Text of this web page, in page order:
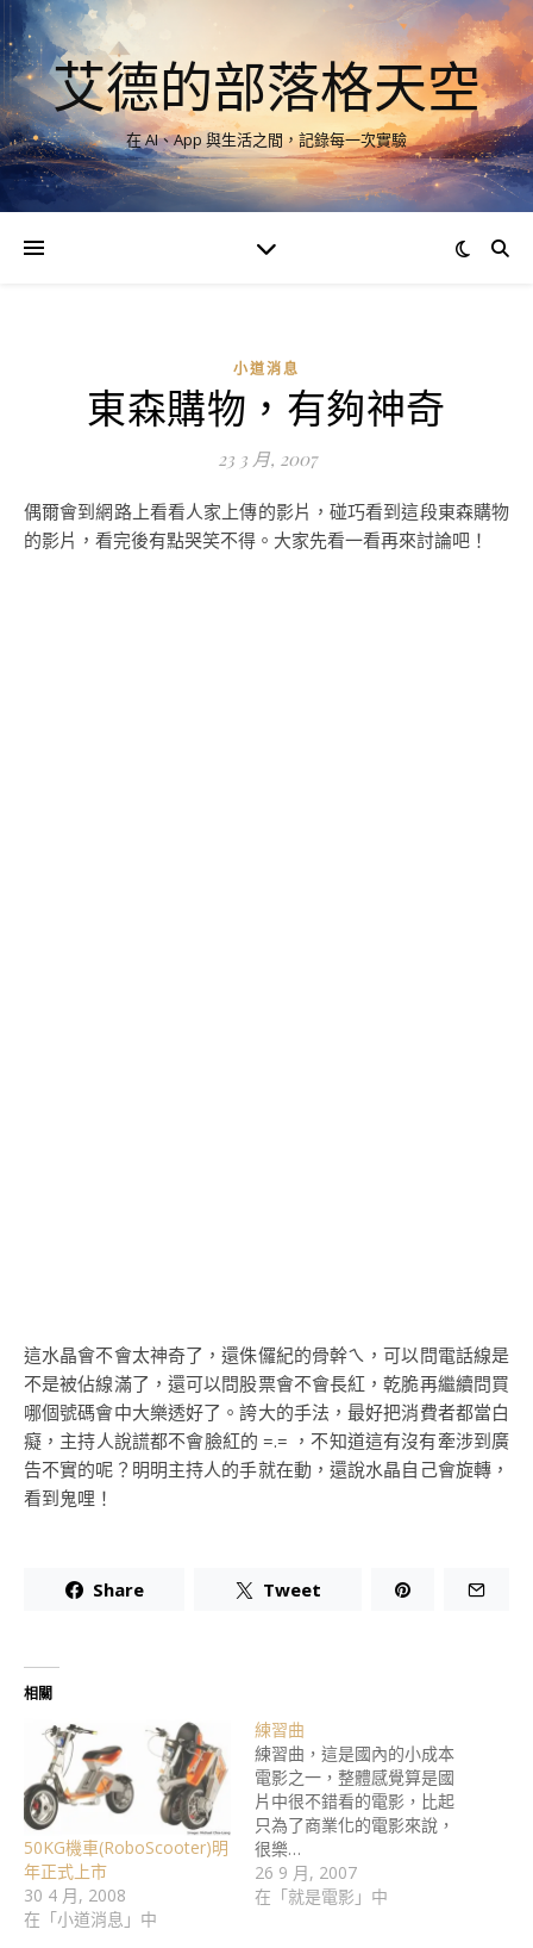
艾德的部落格天空
在 AI、App 與生活之間，記錄每一次實驗
小道消息
東森購物，有夠神奇
23 3 月, 2007
偶爾會到網路上看看人家上傳的影片，碰巧看到這段東森購物
的影片，看完後有點哭笑不得。大家先看一看再來討論吧！
這水晶會不會太神奇了，還侏儸紀的骨幹ㄟ，可以問電話線是
不是被佔線滿了，還可以問股票會不會長紅，乾脆再繼續問買
哪個號碼會中大樂透好了。誇大的手法，最好把消費者都當白
癡，主持人說謊都不會臉紅的 =.= ，不知道這有沒有牽涉到廣
告不實的呢？明明主持人的手就在動，還說水晶自己會旋轉，
看到鬼哩！
Share Tweet
相關
50KG機車(RoboScooter)明
年正式上市
30 4 月, 2008
在「小道消息」中
練習曲
練習曲，這是國內的小成本
電影之一，整體感覺算是國
片中很不錯看的電影，比起
只為了商業化的電影來說，
很樂…
26 9 月, 2007
在「就是電影」中